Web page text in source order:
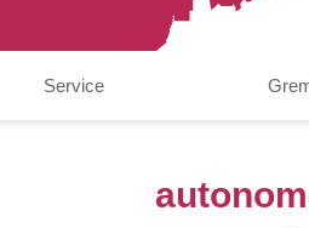
Service